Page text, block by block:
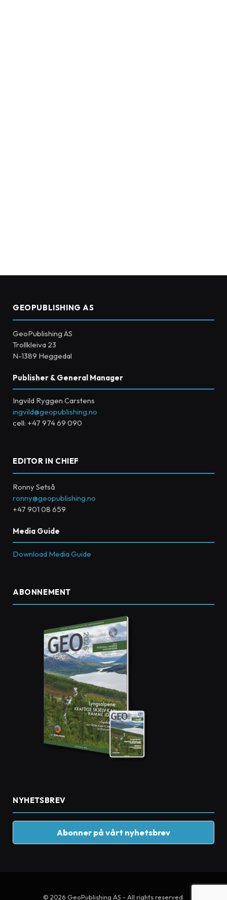
GEOPUBLISHING AS
GeoPublishing AS
Trollkleiva 23
N-1389 Heggedal
Publisher & General Manager
Ingvild Ryggen Carstens
ingvild@geopublishing.no
cell: +47 974 69 090
EDITOR IN CHIEF
Ronny Setså
ronny@geopublishing.no
+47 901 08 659
Media Guide
Download Media Guide
ABONNEMENT
NYHETSBREV
Abonner på vårt nyhetsbrev
© 2026 GeoPublishing AS - All rights reserved.